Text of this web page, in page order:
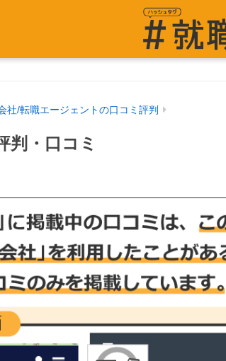
社/転職エージェントの口コミ評判
判・口コミ